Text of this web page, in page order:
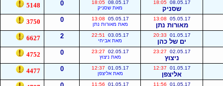
08.05.17
18:05
שסניק
08.05.17
18:05
מאת שסניק
0
5148
05.05.17
13:08
מאורות נתן
05.05.17
13:08
מאת מאורות נתן
0
3750
01.05.17
20:33
ים של כהן
03.05.17
22:51
מאת אביחי
2
6627
02.05.17
23:27
ניצוץ
02.05.17
23:27
מאת ניצוץ
0
4752
01.05.17
12:37
אליצפן
01.05.17
12:37
מאת אליצפן
0
4477
01.05.17
11:56
01.05.17
11:56